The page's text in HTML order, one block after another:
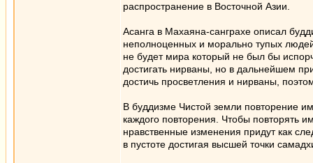
распространение в Восточной Азии.
Асанга в Махаяна-санграхе описал
неполноценных и морально тупых
не будет мира который не был бы
достигать нирваны, но в дальнейшем
достичь просветления и нирваны,
В буддизме Чистой земли повторение
каждого повторения. Чтобы повторять
нравственные изменения придут как
в пустоте достигая высшей точки